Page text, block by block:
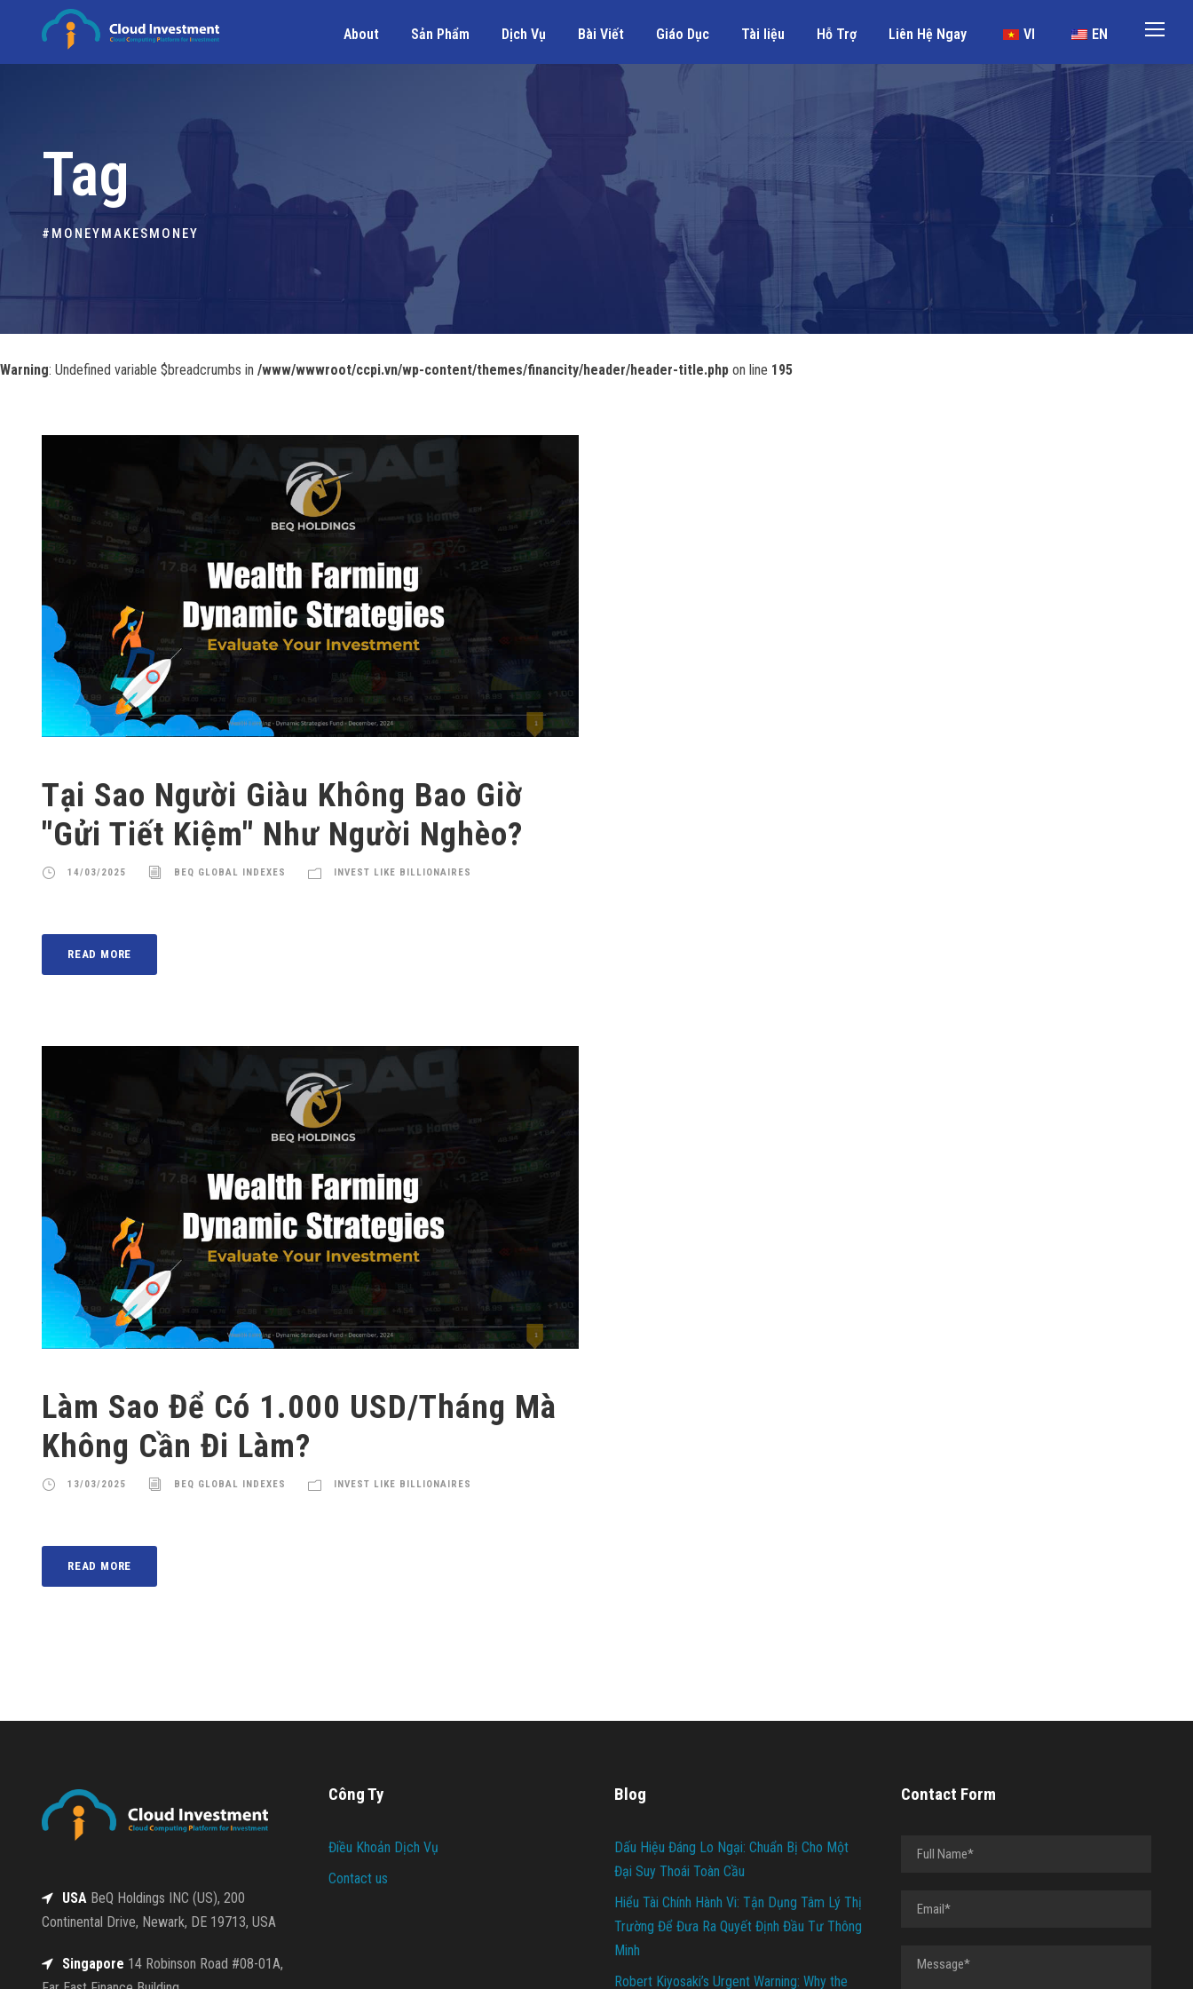
About Sản Phẩm Dịch Vụ Bài Viết Giáo Dục Tài liệu Hỗ Trợ Liên Hệ Ngay VI EN
Tag
#MONEYMAKESMONEY
Warning: Undefined variable $breadcrumbs in /www/wwwroot/ccpi.vn/wp-content/themes/financity/header/header-title.php on line 195
Tại Sao Người Giàu Không Bao Giờ
"Gửi Tiết Kiệm" Như Người Nghèo?
14/03/2025 BEQ GLOBAL INDEXES INVEST LIKE BILLIONAIRES
READ MORE
Làm Sao Để Có 1.000 USD/Tháng Mà
Không Cần Đi Làm?
13/03/2025 BEQ GLOBAL INDEXES INVEST LIKE BILLIONAIRES
READ MORE
USA BeQ Holdings INC (US), 200
Continental Drive, Newark, DE 19713, USA
Singapore 14 Robinson Road #08-01A,
Công Ty
Điều Khoản Dịch Vụ
Contact us
Blog
Dấu Hiệu Đáng Lo Ngại: Chuẩn Bị Cho Một
Đại Suy Thoái Toàn Cầu
Hiểu Tài Chính Hành Vi: Tận Dụng Tâm Lý Thị
Trường Để Đưa Ra Quyết Định Đầu Tư Thông
Minh
Robert Kiyosaki’s Urgent Warning: Why the
Contact Form